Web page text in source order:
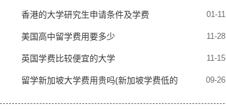
香港的大学研究生申请条件及学费 01-11
美国高中留学费用要多少 11-28
英国学费比较便宜的大学 11-15
留学新加坡大学费用贵吗(新加坡学费低的
大学)
09-26